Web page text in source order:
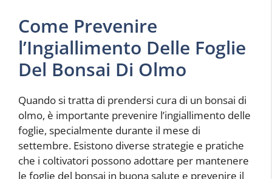
Come Prevenire
l’Ingiallimento Delle Foglie
Del Bonsai Di Olmo
Quando si tratta di prendersi cura di un bonsai di
olmo, è importante prevenire l’ingiallimento delle
foglie, specialmente durante il mese di
settembre. Esistono diverse strategie e pratiche
che i coltivatori possono adottare per mantenere
le foglie del bonsai in buona salute e prevenire il